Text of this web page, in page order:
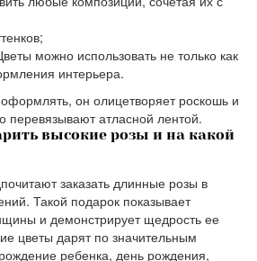
можно использовать не только как
интерьера.
он олицетворяет роскошь и
перевязывают атласной лентой.
высокие розы и на какой
заказать длинные розы в
Такой подарок показывает
и демонстрирует щедрость ее
цветы дарят по значительным
ребенка, день рождения,